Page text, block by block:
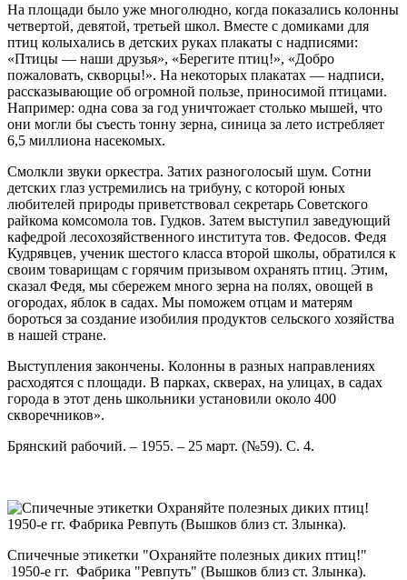
На площади было уже многолюдно, когда показались колонны
четвертой, девятой, третьей школ. Вместе с домиками для
птиц колыхались в детских руках плакаты с надписями:
«Птицы — наши друзья», «Берегите птиц!», «Добро
пожаловать, скворцы!». На некоторых плакатах — надписи,
рассказывающие об огромной пользе, приносимой птицами.
Например: одна сова за год уничтожает столько мышей, что
они могли бы съесть тонну зерна, синица за лето истребляет
6,5 миллиона насекомых.
Смолкли звуки оркестра. Затих разноголосый шум. Сотни
детских глаз устремились на трибуну, с которой юных
любителей природы приветствовал секретарь Советского
райкома комсомола тов. Гудков. Затем выступил заведующий
кафедрой лесохозяйственного института тов. Федосов. Федя
Кудрявцев, ученик шестого класса второй школы, обратился к
своим товарищам с горячим призывом охранять птиц. Этим,
сказал Федя, мы сбережем много зерна на полях, овощей в
огородах, яблок в садах. Мы поможем отцам и матерям
бороться за создание изобилия продуктов сельского хозяйства
в нашей стране.
Выступления закончены. Колонны в разных направлениях
расходятся с площади. В парках, скверах, на улицах, в садах
города в этот день школьники установили около 400
скворечников».
Брянский рабочий. – 1955. – 25 март. (№59). С. 4.
Спичечные этикетки "Охраняйте полезных диких птиц!"
1950-е гг. Фабрика "Ревпуть" (Вышков близ ст. Злынка).